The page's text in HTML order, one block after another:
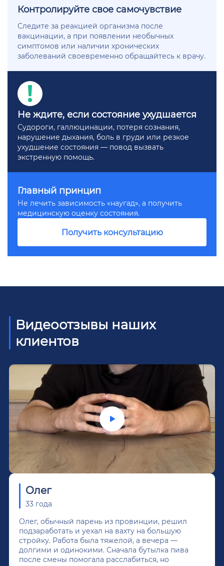
Контролируйте свое самочувствие
Следите за реакцией организма после
вакцинации, а при появлении необычных
симптомов или наличии хронических
заболеваний своевременно обращайтесь к врачу.
Не ждите, если состояние ухудшается
Судороги, галлюцинации, потеря сознания,
нарушение дыхания, боль в груди или резкое
ухудшение состояния — повод вызвать
экстренную помощь.
Главный принцип
Не лечить зависимость «наугад», а получить
медицинскую оценку состояния.
Получить консультацию
Видеоотзывы наших
клиентов
Олег
33 года
Олег, обычный парень из провинции, решил
подзаработать и уехал на вахту на большую
стройку. Работа была тяжелой, а вечера —
долгими и одинокими. Сначала бутылка пива
после смены помогала расслабиться, но